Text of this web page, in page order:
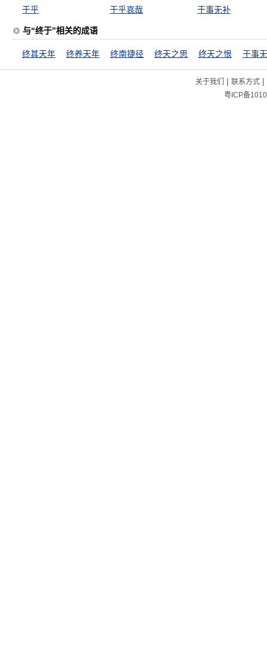
于乎
于乎哀哉 于事无补
与“终于”相关的成语
终其天年 终养天年 终南捷径 终天之思 终天之恨 于事
关于我们 | 联系方式|
粤ICP备